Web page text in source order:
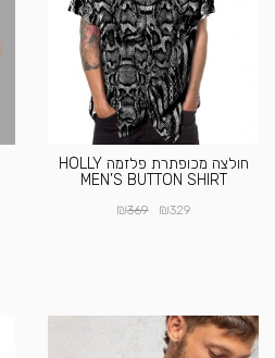
חולצה מכופתרת פלזמה HOLLY
MEN’S BUTTON SHIRT
₪329
₪369